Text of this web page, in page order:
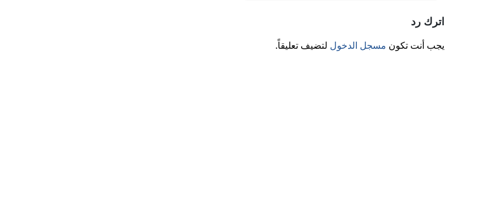
المقالات
اترك رد
يجب أنت تكون مسجل الدخول لتضيف تعليقاً.